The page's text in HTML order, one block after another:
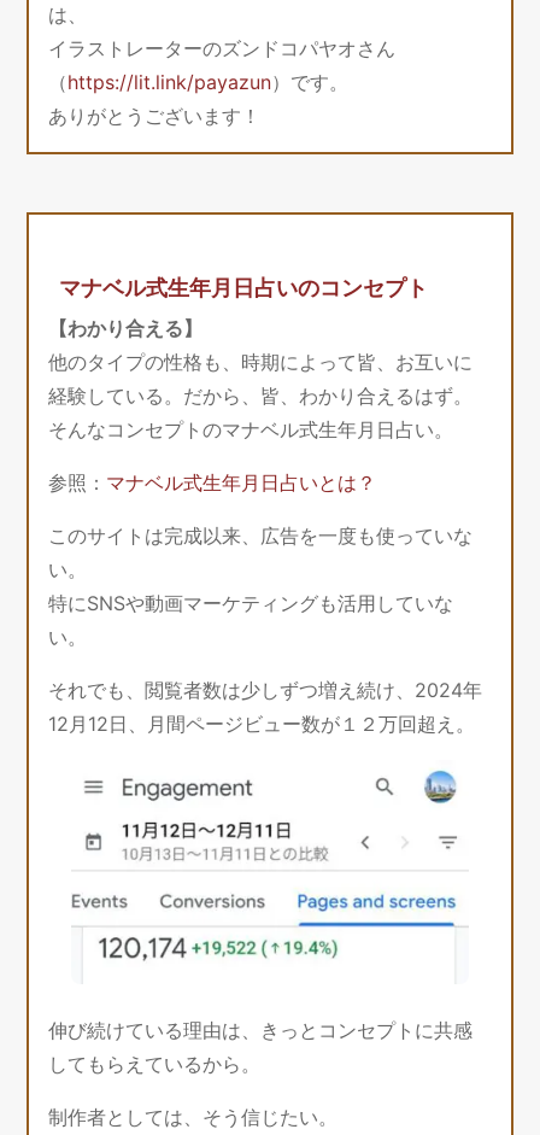
は、
イラストレーターのズンドコパヤオさん
（https://lit.link/payazun）です。
ありがとうございます！
マナベル式生年月日占いのコンセプト
【わかり合える】
他のタイプの性格も、時期によって皆、お互いに
経験している。だから、皆、わかり合えるはず。
そんなコンセプトのマナベル式生年月日占い。
参照： マナベル式生年月日占いとは？
このサイトは完成以来、広告を一度も使っていな
い。
特にSNSや動画マーケティングも活用していな
い。
それでも、閲覧者数は少しずつ増え続け、2024年
12月12日、月間ページビュー数が１２万回超え。
伸び続けている理由は、きっとコンセプトに共感
してもらえているから。
制作者としては、そう信じたい。